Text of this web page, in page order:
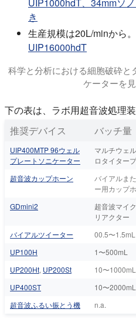
UIP1000hdT、34mmソ
き
生産規模は20L/minから。
UIP16000hdT
科学と分析における細胞破砕と
ケーターを
下の表は、ラボ用超音波処理
推奨デバイス
バッチ量
UIP400MTP 96ウェル
プレートソニケーター
マルチウェ
ロタイター
超音波カップホーン
バイアルま
ー用カップ
GDmini2
超音波マイ
リアクター
バイアルツイーター 00.5〜1.5mL
UP100H
1〜500mL
UP200Ht, UP200St 10〜1000mL
UP400ST
10〜2000mL
超音波ふるい振とう機
n.a.